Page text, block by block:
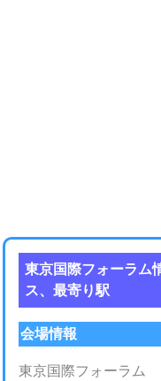
東京国際フォーラム
ス、最寄り駅
会場情報
東京国際フォーラム